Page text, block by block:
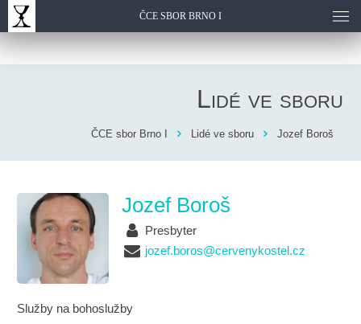
ČCE SBOR BRNO I
Lidé ve sboru
ČCE sbor Brno I Lidé ve sboru Jozef Boroš
Jozef Boroš
Presbyter
jozef.boros@cervenykostel.cz
Služby na bohoslužby